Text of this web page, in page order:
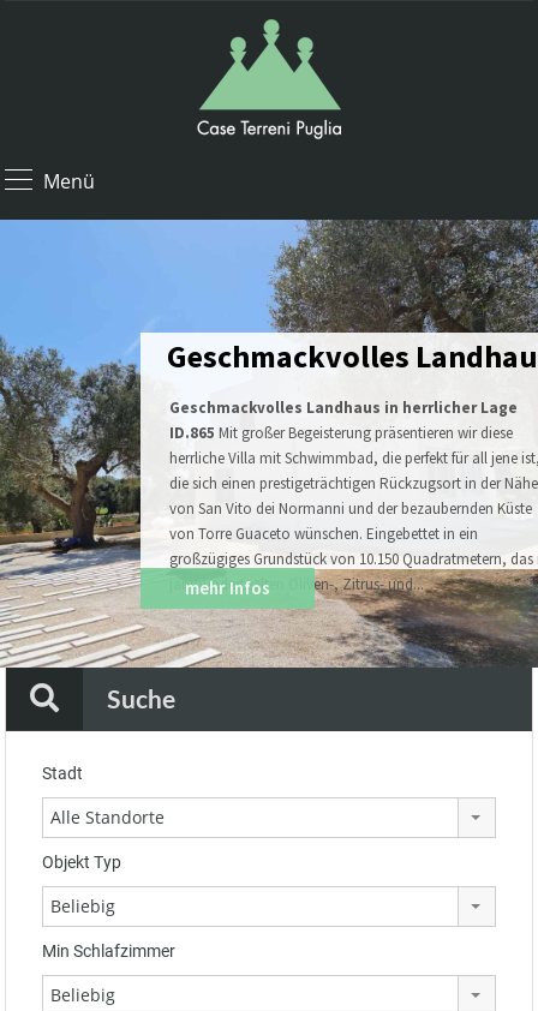
Menü
Geschmackvolles
Geschmackvolles Landhaus in herrlicher Lage
ID.865 Mit großer Begeisterung präsentieren wir diese
herrliche Villa mit Schwimmbad, die perfekt für all jene
die sich einen prestigeträchtigen Rückzugsort in der Nähe
von San Vito dei Normanni und der bezaubernden Küste
von Torre Guaceto wünschen. Eingebettet in ein
großzügiges Grundstück von 10.150 Quadratmetern,
jahrhundertealten Oliven-, Zitrus- und...
mehr Infos
Suche
Stadt
Alle Standorte
Objekt Typ
Beliebig
Min Schlafzimmer
Beliebig